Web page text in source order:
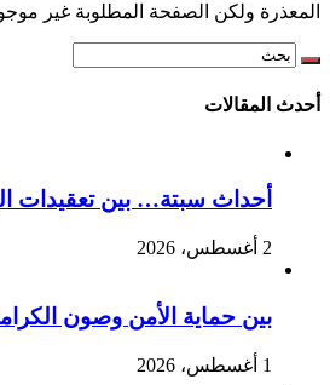
المعذرة ولكن الصفحة المطلوبة غير
أحدث المقالات
أحداث سبتة… بين تعقيدات
2 أغسطس، 2026
بين حماية الأمن وصون
1 أغسطس، 2026